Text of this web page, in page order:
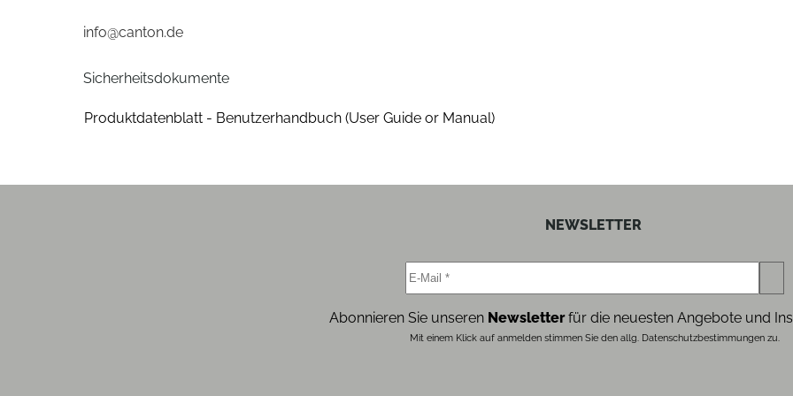
Höhe (cm) 105
beige
info@canton.de
Sicherheitsdokumente
Produktdatenblatt - Benutzerhandbuch (User Guide or Manual)
NEWSLETTER
Abonnieren Sie unseren Newsletterfür die neuesten Angebote und
Mit einem Klick auf anmelden stimmen Sie den allg. Datenschutzbestimmungen zu.